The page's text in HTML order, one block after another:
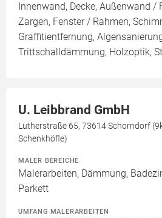
Innenwand, Decke, Außenwand /
Zargen, Fenster / Rahmen,
Graffitientfernung,
Trittschalldämmung, Holzoptik,
U. Leibbrand GmbH
Lutherstraße 65, 73614 Schorndorf
Schenkhöfle)
MALER BEREICHE
Malerarbeiten, Dämmung,
Parkett
UMFANG MALERARBEITEN